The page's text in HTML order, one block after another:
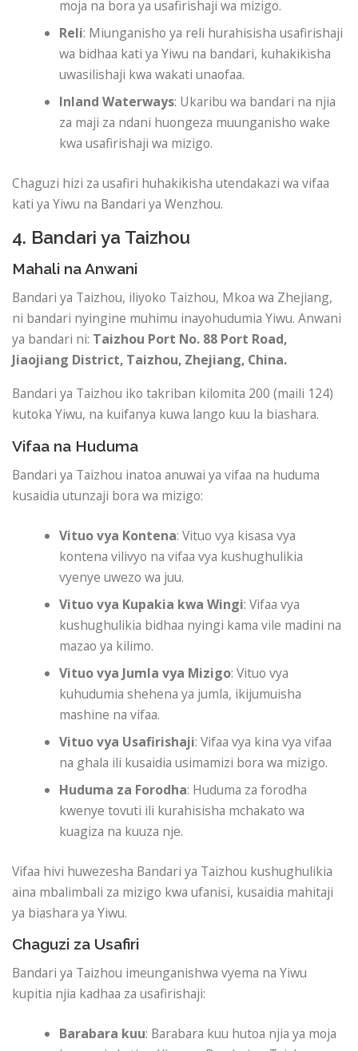
moja na bora ya usafirishaji wa mizigo.
Reli: Miunganisho ya reli hurahisisha usafirishaji
wa bidhaa kati ya Yiwu na bandari, kuhakikisha
uwasilishaji kwa wakati unaofaa.
Inland Waterways: Ukaribu wa bandari na njia
za maji za ndani huongeza muunganisho wake
kwa usafirishaji wa mizigo.
Chaguzi hizi za usafiri huhakikisha utendakazi wa vifaa
kati ya Yiwu na Bandari ya Wenzhou.
4. Bandari ya Taizhou
Mahali na Anwani
Bandari ya Taizhou, iliyoko Taizhou, Mkoa wa Zhejiang,
ni bandari nyingine muhimu inayohudumia Yiwu. Anwani
ya bandari ni: Taizhou Port No. 88 Port Road,
Jiaojiang District, Taizhou, Zhejiang, China.
Bandari ya Taizhou iko takriban kilomita 200 (maili 124)
kutoka Yiwu, na kuifanya kuwa lango kuu la biashara.
Vifaa na Huduma
Bandari ya Taizhou inatoa anuwai ya vifaa na huduma
kusaidia utunzaji bora wa mizigo:
Vituo vya Kontena: Vituo vya kisasa vya
kontena vilivyo na vifaa vya kushughulikia
vyenye uwezo wa juu.
Vituo vya Kupakia kwa Wingi: Vifaa vya
kushughulikia bidhaa nyingi kama vile madini na
mazao ya kilimo.
Vituo vya Jumla vya Mizigo: Vituo vya
kuhudumia shehena ya jumla, ikijumuisha
mashine na vifaa.
Vituo vya Usafirishaji: Vifaa vya kina vya vifaa
na ghala ili kusaidia usimamizi bora wa mizigo.
Huduma za Forodha: Huduma za forodha
kwenye tovuti ili kurahisisha mchakato wa
kuagiza na kuuza nje.
Vifaa hivi huwezesha Bandari ya Taizhou kushughulikia
aina mbalimbali za mizigo kwa ufanisi, kusaidia mahitaji
ya biashara ya Yiwu.
Chaguzi za Usafiri
Bandari ya Taizhou imeunganishwa vyema na Yiwu
kupitia njia kadhaa za usafirishaji:
Barabara kuu: Barabara kuu hutoa njia ya moja